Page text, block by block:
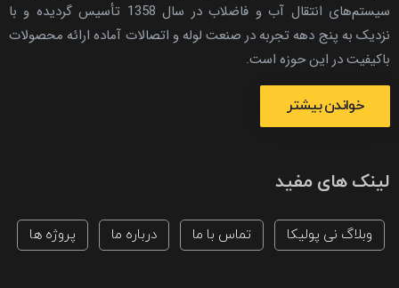
سیستم‌های انتقال آب و فاضلاب در سال 1358 تأسیس گردیده و با
نزدیک به پنج دهه تجربه در صنعت لوله و اتصالات آماده ارائه محصولات
باکیفیت در این حوزه است.
خواندن بیشتر
لینک های مفید
وبلاگ نی پولیکا تماس با ما درباره ما پروژه ها